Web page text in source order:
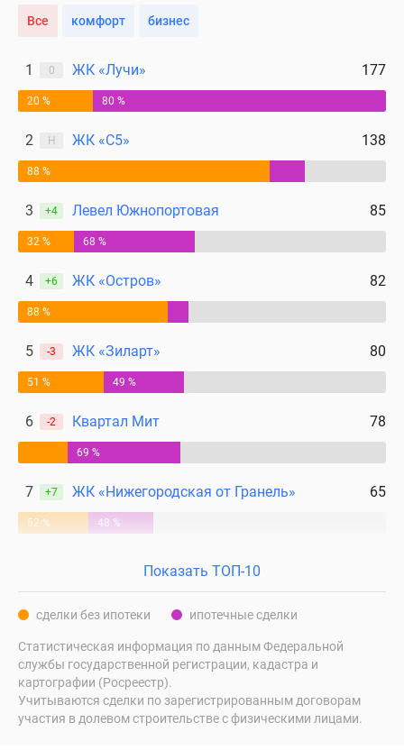
поселки
водоема
поселки
ипотеку
Бизнес-
Коттеджи
Скидки
акции
Макс
Все комфорт бизнес
1 0 ЖК «Лучи» 177
20 % 80 %
2 Н ЖК «С5» 138
88 %
3 +4 Левел Южнопортовая 85
32 % 68 %
4 +6 ЖК «Остров» 82
88 %
5 -3 ЖК «Зиларт» 80
51 % 49 %
6 -2 Квартал Мит 78
69 %
7 +7 ЖК «Нижегородская от Гранель» 65
52 % 48 %
Показать ТОП-10
сделки без ипотеки ипотечные сделки
Статистическая информация по данным Федеральной
службы государственной регистрации, кадастра и
картографии (Росреестр).
Учитываются сделки по зарегистрированным договорам
участия в долевом строительстве с физическими лицами.